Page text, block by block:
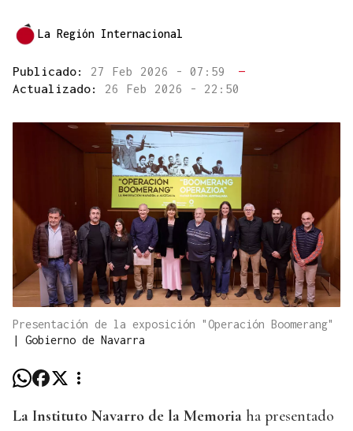
La Región Internacional
Publicado: 27 Feb 2026 - 07:59
—
Actualizado: 26 Feb 2026 - 22:50
Presentación de la exposición "Operación Boomerang"
| Gobierno de Navarra
La Instituto Navarro de la Memoria ha presentado